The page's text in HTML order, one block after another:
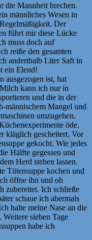
die Mannheit brechen.
männliches Wesen in
Der
führt mir diese Lücke
muss doch auf
reiße den gesamten
anderthalb Liter Saft in
ein Elend!
ausgezogen ist, hat
kann ich nur in
und die in der
männischem Mangel und
umzugehen.
öde.
kläglich gescheitert. Vor
gekocht. Wie jedes
Hälfte gegessen und
Herd stehen lassen.
Tütensuppe kochen und
öffne ihn und oh
zubereitet. Ich schließe
schaue ich abermals
halte meine Nase an die
sieben Tage
habe ich